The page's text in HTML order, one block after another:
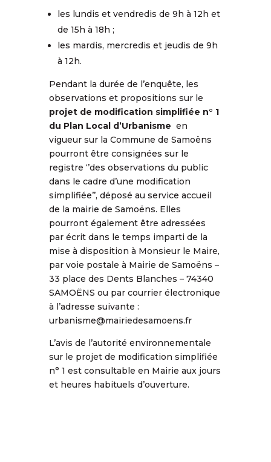
les lundis et vendredis de 9h à 12h et
de 15h à 18h ;
les mardis, mercredis et jeudis de 9h
à 12h.
Pendant la durée de l’enquête, les
observations et propositions sur le
projet de modification simplifiée n° 1
du Plan Local d’Urbanisme en
vigueur sur la Commune de Samoëns
pourront être consignées sur le
registre ‘’des observations du public
dans le cadre d’une modification
simplifiée’’, déposé au service accueil
de la mairie de Samoëns. Elles
pourront également être adressées
par écrit dans le temps imparti de la
mise à disposition à Monsieur le Maire,
par voie postale à Mairie de Samoëns –
33 place des Dents Blanches – 74340
SAMOËNS ou par courrier électronique
à l’adresse suivante :
urbanisme@mairiedesamoens.fr
L’avis de l’autorité environnementale
sur le projet de modification simplifiée
n° 1 est consultable en Mairie aux jours
et heures habituels d’ouverture.